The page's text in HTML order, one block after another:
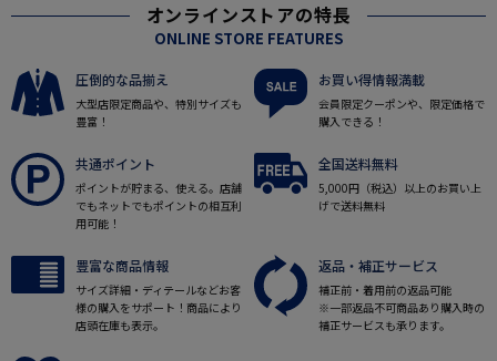
オンラインストアの特長
ONLINE STORE FEATURES
圧倒的な品揃え
大型店限定商品や、特別サイズも
豊富！
お買い得情報満載
会員限定クーポンや、限定価格で
購入できる！
共通ポイント
ポイントが貯まる、使える。店舗
でもネットでもポイントの相互利
用可能！
全国送料無料
5,000円（税込）以上のお買い上
げで送料無料
豊富な商品情報
サイズ詳細・ディテールなどお客
様の購入をサポート！商品により
店頭在庫も表示。
返品・補正サービス
補正前・着用前の返品可能
※一部返品不可商品あり購入時の
補正サービスも承ります。